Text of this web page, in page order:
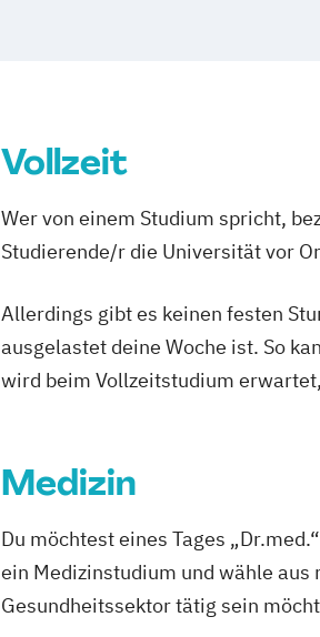
Vollzeit
Wer von einem Studium spricht,
Studierende/r die Universität vor
Allerdings gibt es keinen festen
ausgelastet deine Woche ist. So
wird beim Vollzeitstudium
Medizin
Du möchtest eines Tages
ein Medizinstudium und wähle aus
Gesundheitssektor tätig sein